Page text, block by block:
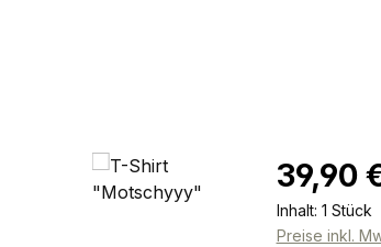
Regulärer
39,90
Inhalt: 1 Stück
Preise inkl.